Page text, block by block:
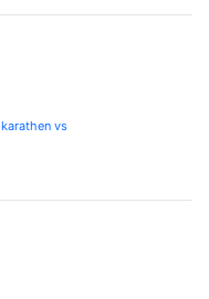
karathen vs